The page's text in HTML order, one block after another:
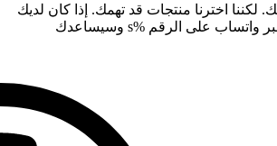
لكننا اخترنا منتجات قد تهمك. إذا كان لديك
طلب محدد، راسلنا عبر واتساب على الرقم %s وسيساعدك